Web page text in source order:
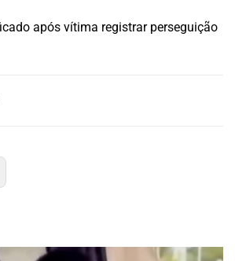
após vítima registrar perseguição